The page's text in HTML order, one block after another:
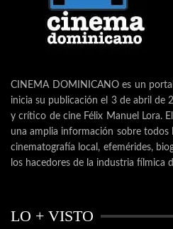
CINEMA DOMINICANO es un
inicia su publicación el 3 de abril de
y crítico de cine Félix Manuel Lora.
una amplia información sobre todos
cinematografía local, efemérides,
los hacedores de la industria fílmica
LO + VISTO